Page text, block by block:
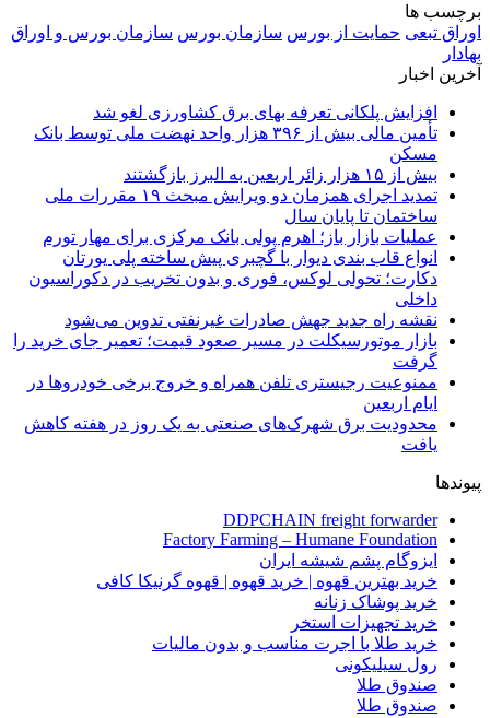
برچسب ها
اوراق تبعی حمایت از بورس سازمان بورس سازمان بورس و اوراق
بهادار
آخرین اخبار
افزایش پلکانی تعرفه بهای برق کشاورزی لغو شد
تأمین مالی بیش از ۳۹۶ هزار واحد نهضت ملی توسط بانک
مسکن
بیش از ۱۵ هزار زائر اربعین به البرز بازگشتند
تمدید اجرای همزمان دو ویرایش مبحث ۱۹ مقررات ملی
ساختمان تا پایان سال
عملیات بازار باز؛ اهرم پولی بانک مرکزی برای مهار تورم
انواع قاب بندی دیوار با گچبری پیش ساخته پلی یورتان
دکارت؛ تحولی لوکس، فوری و بدون تخریب در دکوراسیون
داخلی
نقشه راه جدید جهش صادرات غیرنفتی تدوین می‌شود
بازار موتورسیکلت در مسیر صعود قیمت؛ تعمیر جای خرید را
گرفت
ممنوعیت رجیستری تلفن همراه و خروج برخی خودروها در
ایام اربعین
محدودیت برق شهرک‌های صنعتی به یک روز در هفته کاهش
یافت
پیوندها
DDPCHAIN freight forwarder
Factory Farming – Humane Foundation
ایزوگام پشم شیشه ایران
خرید بهترین قهوه | خرید قهوه | قهوه گرنیکا کافی
خرید پوشاک زنانه
خرید تجهیزات استخر
خرید طلا با اجرت مناسب و بدون مالیات
رول سیلیکونی
صندوق طلا
صندوق طلا